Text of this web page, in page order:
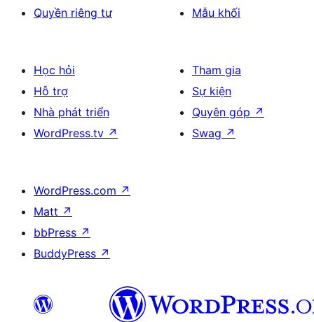
Quyền riêng tư
Mẫu khối
Học hỏi
Hỗ trợ
Nhà phát triển
WordPress.tv ↗
Tham gia
Sự kiện
Quyên góp ↗
Swag ↗
WordPress.com ↗
Matt ↗
bbPress ↗
BuddyPress ↗